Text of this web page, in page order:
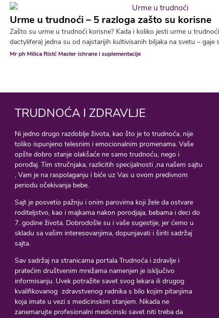
Urme u trudnoći – 5 razloga zašto su korisne
Zašto su urme u trudnoći korisne? Kada i koliko jesti urme u
dactylifera) jedna su od najstarijih kultivisanih biljaka na svetu – gaje
Mr ph Milica Ristć Master ishrane i suplementacije
TRUDNOĆA I ZDRAVLJE
Ni jedno drugo razdoblje života, kao što je to trudnoća, nije
toliko ispunjeno telesnim i emocionalnim promenama. Vaše
opšte dobro stanje olakšaće ne samo trudnoću, nego i
porođaj. Tim stručnjaka, razlicitih specijalnosti ,na našem sajtu
, Vam je na raspolaganju i biće uz Vas u ovom predivnom
periodu očekivanja bebe.
Sajt je posvetio pažnju i onim parovima koji žele da ostvare
roditeljstvo, kao i majkama nakon porodjaja, bebama i deci do
7. godine života. Dobrodošle su i vaše sugestije, jer ćemo u
skladu sa vašim interesovanjima, dopunjavati i širiti sadržaj
sajta.
Sav sadržaj na stranicama portala Trudnoća i zdravlje i
pratećim društvenim mrežama namenjen je isključivo
informisanju. Uvek potražite savet svog lekara ili drugog
kvalifikovanog zdravstvenog radnika s bilo kojim pitanjima
koja imate u vezi s medicinskim stanjem. Nikada ne
zanemarujte profesionalni medicinski savet niti treba da